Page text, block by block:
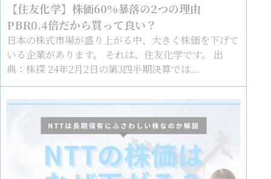
【住友化学】株価60%暴落の2つの理由
PBR0.4倍だから買って良い？
日本の株式市場が盛り上がる中、大きく株価を下げて
いる企業があります。 それは、住友化学です。 出
典：株探 24年2月2日の第3四半期決算では...